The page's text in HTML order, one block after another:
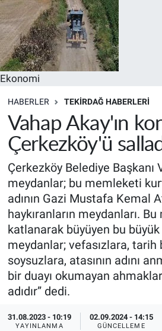
Ekonomi
HABERLER TEKIRDAĞ HABERLERI
Vahap Akay'ın
Çerkezköy'ü
Çerkezköy Belediye Başkanı
meydanlar; bu memleketi
adının Gazi Mustafa Kemal
haykıranların meydanları.
katlanarak büyüyen bu büyük
meydanlar; vefasızlara, tarih
soysuzlara, atasının adını
bir duayı okumayan
adıdır” dedi.
31.08.2023 - 10:19
YAYINLANMA
02.09.2024 - 14:15
GÜNCELLEME